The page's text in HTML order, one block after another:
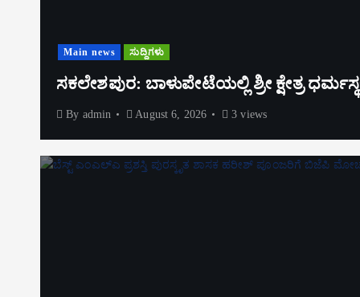
Main news ಸುದ್ದಿಗಳು
ಸಕಲೇಶಪುರ: ಬಾಳುಪೇಟೆಯಲ್ಲಿ ಶ್ರೀ ಕ್ಷೇತ್ರ
By admin August 6, 2026 3 views